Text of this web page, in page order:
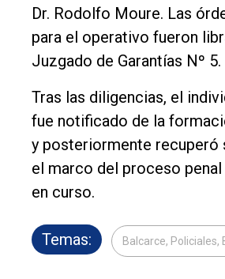
Dr. Rodolfo Moure. Las
para el operativo fueron
Juzgado de Garantías Nº 5.
Tras las diligencias, el
fue notificado de la
y posteriormente recuperó
el marco del proceso
en curso.
Temas: Balcarce, Policiales,